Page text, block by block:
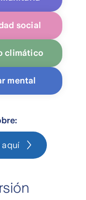
social
climático
mental
aquí